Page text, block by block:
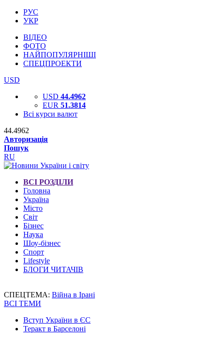
РУС
УКР
ВІДЕО
ФОТО
НАЙПОПУЛЯРНІШІ
СПЕЦПРОЕКТИ
USD
USD 44.4962
EUR 51.3814
Всі курси валют
44.4962
Авторизація
Пошук
RU
ВСІ РОЗДІЛИ
Головна
Україна
Місто
Світ
Бізнес
Наука
Шоу-бізнес
Спорт
Lifestyle
БЛОГИ ЧИТАЧІВ
СПЕЦТЕМА: Війна в Ірані
ВСІ ТЕМИ
Вступ України в ЄС
Теракт в Барселоні